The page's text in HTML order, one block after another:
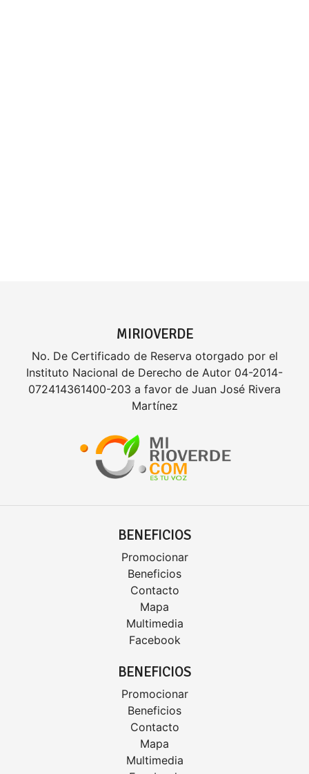
MIRIOVERDE
No. De Certificado de Reserva otorgado por el
Instituto Nacional de Derecho de Autor 04-2014-
072414361400-203 a favor de Juan José Rivera
Martínez
BENEFICIOS
Promocionar
Beneficios
Contacto
Mapa
Multimedia
Facebook
BENEFICIOS
Promocionar
Beneficios
Contacto
Mapa
Multimedia